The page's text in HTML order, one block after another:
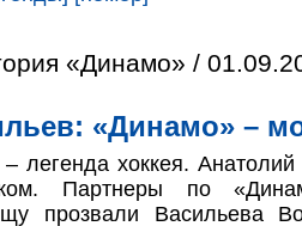
«Динамо» /
«Динамо» –
легенда хоккея.
Партнеры по
прозвали Васильева